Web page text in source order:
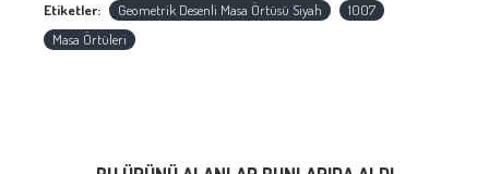
Etiketler: Geometrik Desenli Masa Örtüsü Siyah
1007
Masa Örtüleri